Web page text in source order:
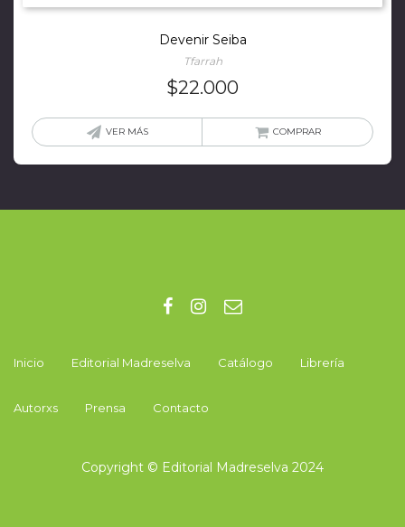
Devenir Seiba
Tfarrah
$22.000
VER MÁS COMPRAR
Inicio Editorial Madreselva Catálogo Librería
Autorxs Prensa Contacto
Copyright © Editorial Madreselva 2024